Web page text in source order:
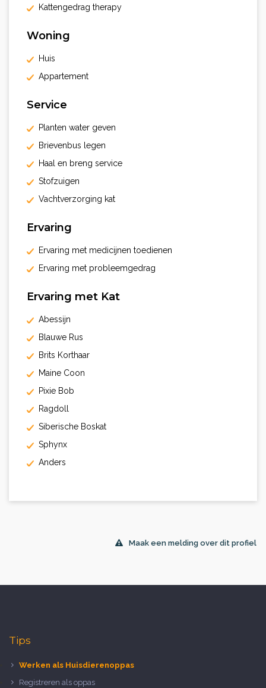
Kattengedrag therapy
Woning
Huis
Appartement
Service
Planten water geven
Brievenbus legen
Haal en breng service
Stofzuigen
Vachtverzorging kat
Ervaring
Ervaring met medicijnen toedienen
Ervaring met probleemgedrag
Ervaring met Kat
Abessijn
Blauwe Rus
Brits Korthaar
Maine Coon
Pixie Bob
Ragdoll
Siberische Boskat
Sphynx
Anders
Maak een melding over dit profiel
Tips
Werken als Huisdierenoppas
Registreren als oppas